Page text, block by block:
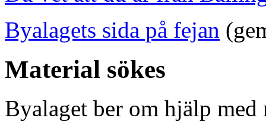
Byalagets sida på fejan
Material sökes
Byalaget ber om hjälp